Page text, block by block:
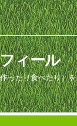
ィール
ったり食べたり）